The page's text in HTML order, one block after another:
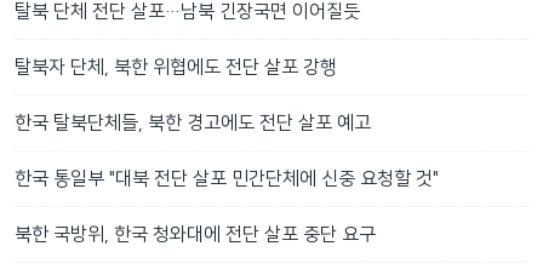
탈북 단체 전단 살포…남북 긴장국면 이어질듯
탈북자 단체, 북한 위협에도 전단 살포 강행
한국 탈북단체들, 북한 경고에도 전단 살포 예고
한국 통일부 "대북 전단 살포 민간단체에 신중 요청할 것"
북한 국방위, 한국 청와대에 전단 살포 중단 요구